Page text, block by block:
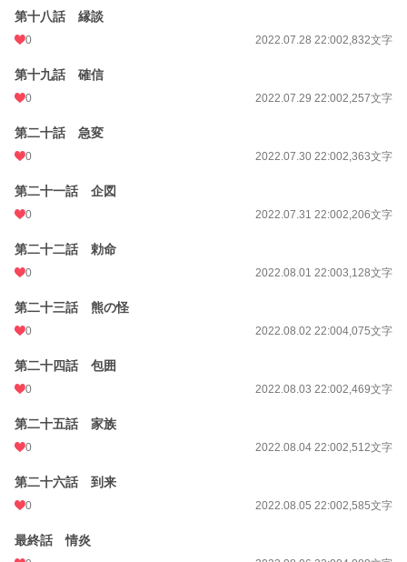
第十八話 縁談
0 2022.07.28 22:002,832文字
第十九話 確信
0 2022.07.29 22:002,257文字
第二十話 急変
0 2022.07.30 22:002,363文字
第二十一話 企図
0 2022.07.31 22:002,206文字
第二十二話 勅命
0 2022.08.01 22:003,128文字
第二十三話 熊の怪
0 2022.08.02 22:004,075文字
第二十四話 包囲
0 2022.08.03 22:002,469文字
第二十五話 家族
0 2022.08.04 22:002,512文字
第二十六話 到来
0 2022.08.05 22:002,585文字
最終話 情炎